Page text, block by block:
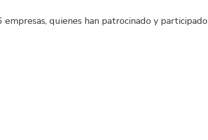
quienes han patrocinado y participado